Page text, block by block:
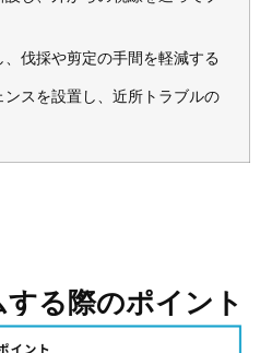
、伐採や剪定の手間を軽減する
ンスを設置し、近所トラブルの
る際のポイント